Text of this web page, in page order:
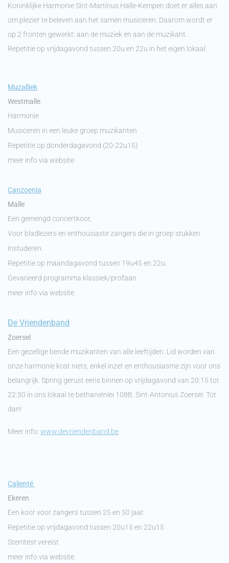
Koninklijke Harmonie Sint-Martinus Halle-Kempen doet er alles aan
om plezier te beleven aan het samen musiceren. Daarom wordt er
op 2 fronten gewerkt: aan de muziek en aan de muzikant.
Repetitie op vrijdagavond tussen 20u en 22u in het eigen lokaal.
Muzalliek
Westmalle
Harmonie
Musiceren in een leuke groep muzikanten
Repetitie op donderdagavond (20-22u15)
meer info via website
Canzoenia
Malle
Een gemengd concertkoor,
Voor bladlezers en enthousiaste zangers die in groep stukken
instuderen.
Repetitie op maandagavond tussen 19u45 en 22u.
Gevarieerd programma klassiek/profaan
meer info via website
De Vriendenband
Zoersel
Een gezellige bende muzikanten van alle leeftijden. Lid worden van
onze harmonie kost niets, enkel inzet en enthousiasme zijn voor ons
belangrijk. Spring gerust eens binnen op vrijdagavond van 20:15 tot
22:30 in ons lokaal te bethaniënlei 108B, Sint-Antonius Zoersel. Tot
dan!
Meer info: www.devriendenband.be
Caljenté
Ekeren
Een koor voor zangers tussen 25 en 50 jaar.
Repetitie op vrijdagavond tussen 20u15 en 22u15
Stemtest vereist
meer info via website.